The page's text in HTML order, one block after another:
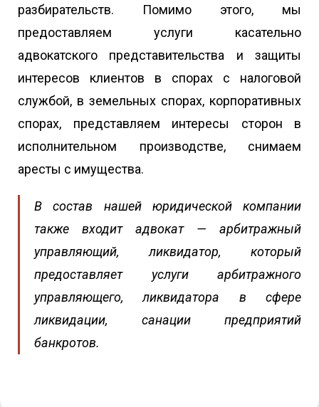
разбирательств. Помимо этого, мы
предоставляем услуги касательно
адвокатского представительства и защиты
интересов клиентов в спорах с налоговой
службой, в земельных спорах, корпоративных
спорах, представляем интересы сторон в
исполнительном производстве, снимаем
аресты с имущества.
В состав нашей юридической компании
также входит адвокат — арбитражный
управляющий, ликвидатор, который
предоставляет услуги арбитражного
управляющего, ликвидатора в сфере
ликвидации, санации предприятий
банкротов.